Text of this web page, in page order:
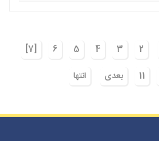
2
3
4
5
6
[7]
11 بعدی انتها